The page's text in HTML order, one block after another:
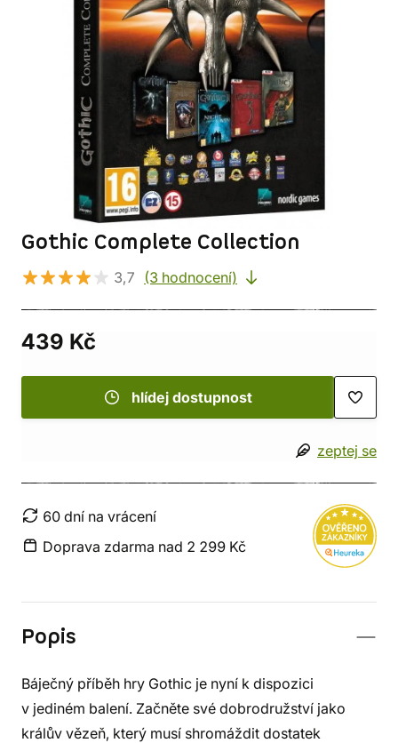
Gothic Complete Collection
3,7 (3 hodnocení)
439 Kč
hlídej dostupnost
zeptej se
60 dní na vrácení
Doprava zdarma nad 2 299 Kč
Popis
Báječný příběh hry Gothic je nyní k dispozici
v jediném balení. Začněte své dobrodružství jako
králův vězeň, který musí shromáždit dostatek